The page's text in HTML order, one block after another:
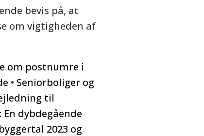
bevis på, at
om vigtigheden af
om postnumre i
• Seniorboliger og
til
En dybdegående
2023 og